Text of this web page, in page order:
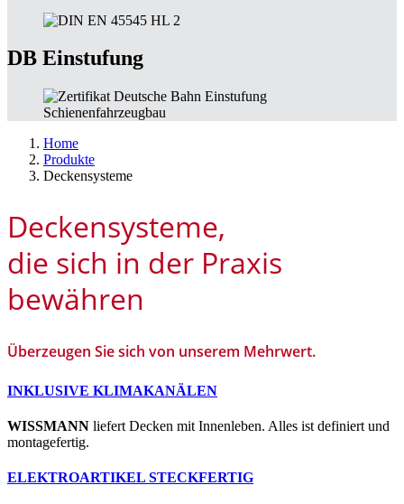
DB Einstufung
Home
Produkte
Deckensysteme
Deckensysteme,
die sich in der Praxis
bewähren
Überzeugen Sie sich von unserem Mehrwert.
INKLUSIVE KLIMAKANÄLEN
WISSMANN liefert Decken mit Innenleben. Alles ist definiert und
montagefertig.
ELEKTROARTIKEL STECKFERTIG